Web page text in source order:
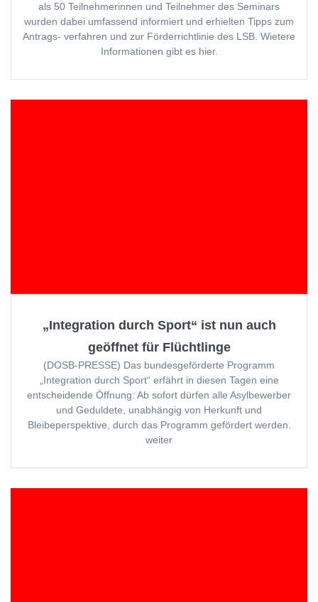
als 50 Teilnehmerinnen und Teilnehmer des Seminars
wurden dabei umfassend informiert und erhielten Tipps zum
Antrags- verfahren und zur Förderrichtlinie des LSB. Wietere
Informationen gibt es hier.
„Integration durch Sport“ ist nun auch
geöffnet für Flüchtlinge
(DOSB-PRESSE) Das bundesgeförderte Programm
„Integration durch Sport“ erfährt in diesen Tagen eine
entscheidende Öffnung: Ab sofort dürfen alle Asylbewerber
und Geduldete, unabhängig von Herkunft und
Bleibeperspektive, durch das Programm gefördert werden.
weiter